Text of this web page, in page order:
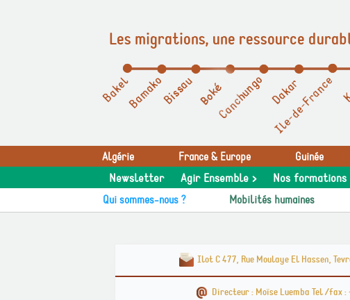
Les migrations, une ressource
Algérie France & Europe Guinée
Newsletter Agir Ensemble > Nos formations
Qui sommes-nous ? Mobilités humaines
Ilot C 477, Rue Moulaye El Hassen,